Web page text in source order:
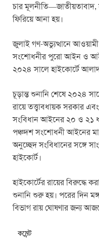
চার মূলনীতি—জাতীয়তাবাদ,
ফিরিয়ে আনা হয়।
জুলাই গণ-অভ্যুত্থানে
সংশোধনীর পুরো আইন ও
২০২৪ সালে হাইকোর্টে
চূড়ান্ত শুনানি শেষে ২০২৪
রায়ে তত্ত্বাবধায়ক সরকার
সংবিধান আইনের ২০ ও ২১
পঞ্চদশ সংশোধনী আইনের
অনুচ্ছেদ সংবিধানের সঙ্গে
হাইকোর্ট।
হাইকোর্টের রায়ের
শুনানি শুরু হয়। পরের দিন
বিভাগ রায় ঘোষণার জন্য
কমেন্ট